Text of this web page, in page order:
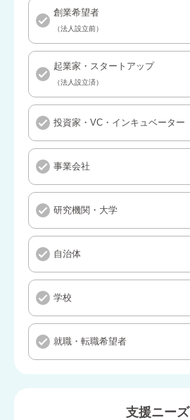
創業希望者
（法人設立前）
起業家・スタートアップ
（法人設立済）
投資家・VC・インキュベーター
事業会社
研究機関・大学
自治体
学校
就職・転職希望者
支援ニーズ